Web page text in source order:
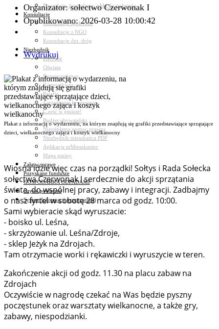
Procedury, formularze, pliki do pobrania
Konsultacje
Konsultacje społeczne
Konsultacje z NGO
Konsultacje dot. dróg
Niezbędnik
Zdrowie
Oświata
Bezpieczeństwo
Komunikacja
Parafie
Zarządzanie kryzysowe
C.ześć w gminie!
Budżet obywatelski
Nieodpłatna pomoc prawna
Niezbędnik mieszkańca PDF
Aplikacja mMieszkaniec
Mapa gminy
Załatw sprawę
Pozyskane fundusze
GOSPODARKA ODPADAMI
Czyste powietrze
System Informacji przestrzennej
Organizator: sołectwo Czerwonak I
Opublikowano: 2026-03-28 10:00:42
Wydrukuj
Plakat z informacją o wydarzeniu, na którym znajdują się grafiki przedstawiające sprzątające
dzieci, wielkanocnego zająca i koszyk wielkanocny
Wiosna idzie więc czas na porządki! Sołtys i Rada Sołecka
sołectwa Czerwonak I serdecznie do akcji sprzątania
świata, do wspólnej pracy, zabawy i integracji. Zadbajmy
o nasz fyrtel w sobotę 28 marca od godz. 10:00.
Sami wybieracie skąd wyruszacie:
- boisko ul. Leśna,
- skrzyżowanie ul. Leśna/Zdroje,
- sklep Jeżyk na Zdrojach.
Tam otrzymacie worki i rękawiczki i wyruszycie w teren.
Zakończenie akcji od godz. 11.30 na placu zabaw na
Zdrojach
Oczywiście w nagrodę czekać na Was będzie pyszny
poczęstunek oraz warsztaty wielkanocne, a także gry,
zabawy, niespodzianki.